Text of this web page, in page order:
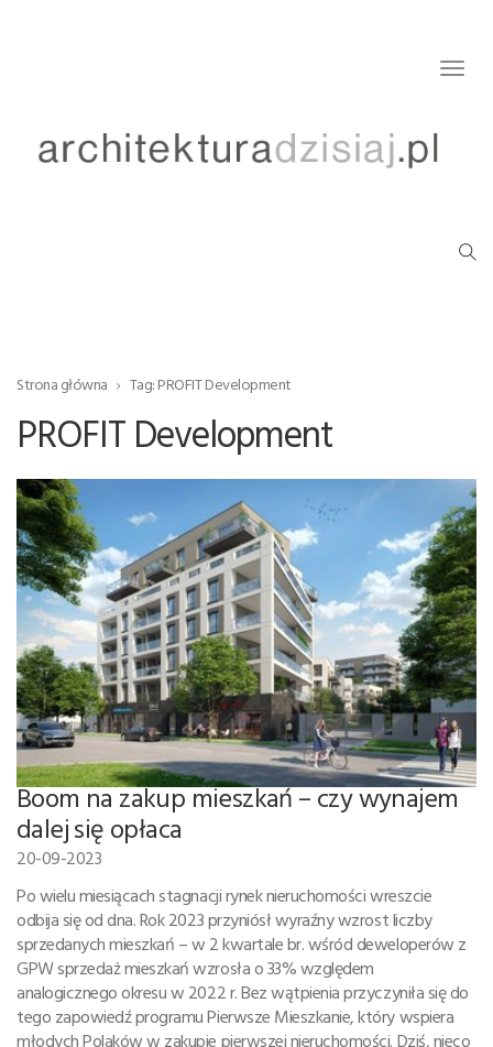
Strona główna Tag: PROFIT Development
PROFIT Development
Boom na zakup mieszkań – czy wynajem
dalej się opłaca
20-09-2023
Po wielu miesiącach stagnacji rynek nieruchomości wreszcie
odbija się od dna. Rok 2023 przyniósł wyraźny wzrost liczby
sprzedanych mieszkań – w 2 kwartale br. wśród deweloperów z
GPW sprzedaż mieszkań wzrosła o 33% względem
analogicznego okresu w 2022 r. Bez wątpienia przyczyniła się do
tego zapowiedź programu Pierwsze Mieszkanie, który wspiera
młodych Polaków w zakupie pierwszej nieruchomości. Dziś, nieco